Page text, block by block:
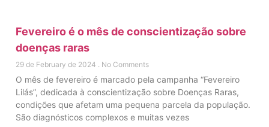
Fevereiro é o mês de conscientização sobre
doenças raras
29 de February de 2024 No Comments
O mês de fevereiro é marcado pela campanha “Fevereiro
Lilás”, dedicada à conscientização sobre Doenças Raras,
condições que afetam uma pequena parcela da população.
São diagnósticos complexos e muitas vezes